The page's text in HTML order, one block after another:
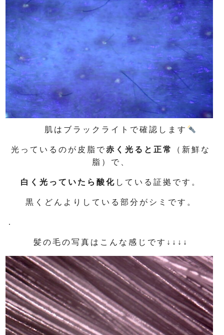
肌はブラックライトで確認します
光っているのが皮脂で赤く光ると正常
（新鮮な
脂）で、
白く光っていたら酸化 している証拠です。
黒くどんよりしている部分がシミです。
.
髪の毛の写真はこんな感じです↓↓↓↓